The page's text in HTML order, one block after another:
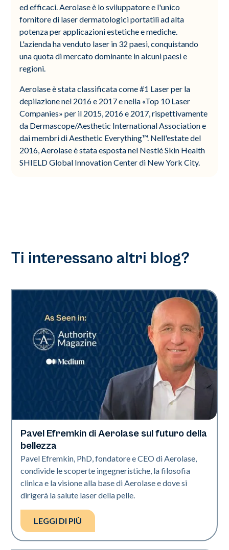
ed efficaci. Aerolase è lo sviluppatore e l'unico
fornitore di laser dermatologici portatili ad alta
potenza per applicazioni estetiche e mediche.
L'azienda ha venduto laser in 32 paesi, conquistando
una quota di mercato dominante in alcuni paesi e
regioni.
Aerolase è stata classificata come #1 Laser per la
depilazione nel 2016 e 2017 e nella «Top 10 Laser
Companies» per il 2015, 2016 e 2017, rispettivamente
da Dermascope/Aesthetic International Association e
dai membri di Aesthetic Everything™. Nell'estate del
2016, Aerolase è stata esposta nel Nestlé Skin Health
SHIELD Global Innovation Center di New York City.
Ti interessano altri blog?
Industria
Pavel Efremkin di Aerolase sul futuro della
bellezza
Pavel Efremkin, PhD, fondatore e CEO di Aerolase,
condivide le scoperte ingegneristiche, la filosofia
clinica e la visione alla base di Aerolase e dove si
dirigerà la salute laser della pelle.
LEGGI DI PIÙ